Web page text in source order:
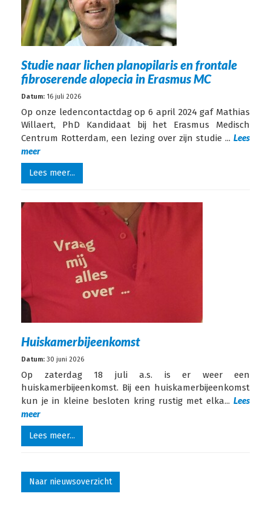
Studie naar lichen planopilaris en frontale
fibroserende alopecia in Erasmus MC
Datum: 16 juli 2026
Op onze ledencontactdag op 6 april 2024 gaf Mathias
Willaert, PhD Kandidaat bij het Erasmus Medisch
Centrum Rotterdam, een lezing over zijn studie ... Lees
meer
Lees meer...
Huiskamerbijeenkomst
Datum: 30 juni 2026
Op zaterdag 18 juli a.s. is er weer een
huiskamerbijeenkomst. Bij een huiskamerbijeenkomst
kun je in kleine besloten kring rustig met elka... Lees
meer
Lees meer...
Naar nieuwsoverzicht